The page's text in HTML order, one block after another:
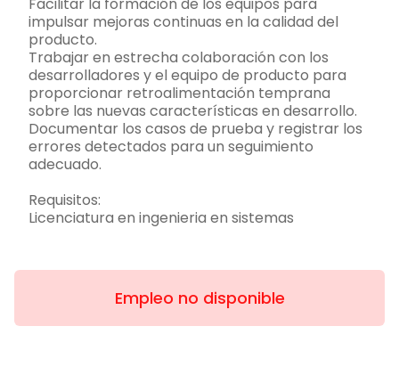
Facilitar la formación de los equipos para
impulsar mejoras continuas en la calidad del
producto.
Trabajar en estrecha colaboración con los
desarrolladores y el equipo de producto para
proporcionar retroalimentación temprana
sobre las nuevas características en desarrollo.
Documentar los casos de prueba y registrar los
errores detectados para un seguimiento
adecuado.
Requisitos:
Licenciatura en ingenieria en sistemas
Empleo no disponible